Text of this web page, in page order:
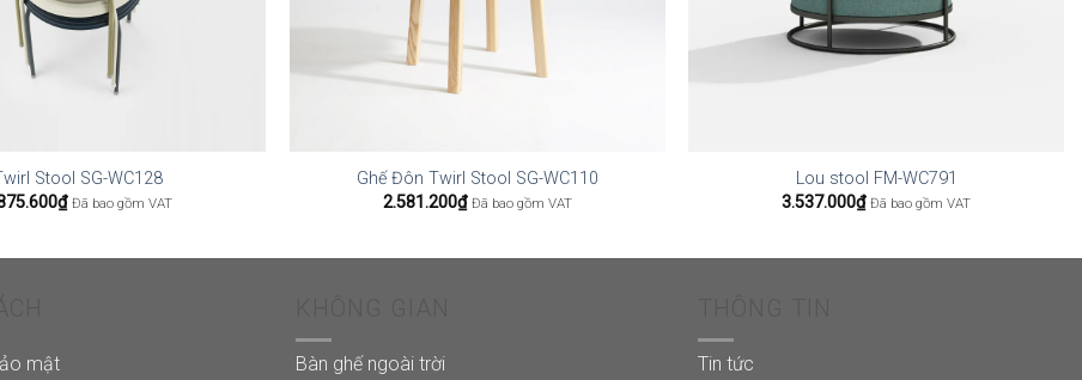
Stool SG-WC128
₫ Đã bao gồm VAT
Ghế Đôn Twirl Stool SG-WC110
2.581.200₫ Đã bao gồm VAT
Lou stool FM-WC791
3.537.000₫ Đã bao gồm VAT
mật
Bàn ghế ngoài trời
Tin tức